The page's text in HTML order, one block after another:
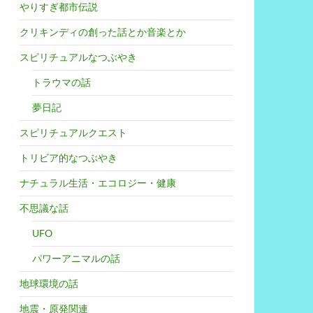
やりすぎ都市伝説
クリキンディの創った話とか音楽とか
スピリチュアルなつぶやき
トラウマの話
夢日記
スピリチュアルクエスト
トリビア的なつぶやき
ナチュラル生活・エコロジー・健康
不思議な話
UFO
パワーアニマルの話
地球環境の話
地震・原発関連